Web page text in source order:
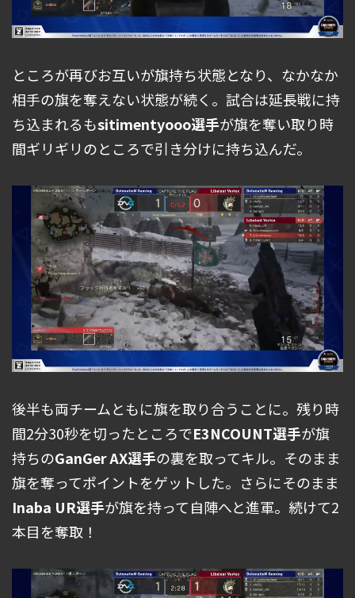
ところが再びお互いが旗持ち状態となり、なかなか
相手の旗を奪えない状態が続く。試合は延長戦に持
ち込まれるもsitimentyooo選手が旗を奪い取り時
間ギリギリのところで引き分けに持ち込んだ。
後半も両チームともに旗を取り合うことに。残り時
間2分30秒を切ったところでE3NCOUNT選手が旗
持ちのGanGer AX選手の裏を取ってキル。そのまま
旗を奪ってポイントをゲットした。さらにそのまま
Inaba UR選手が旗を持って自陣へと進軍。続けて2
本目を奪取！